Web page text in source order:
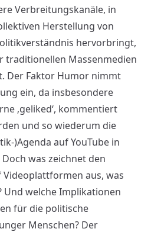
Verbreitungskanäle, in
Herstellung von
hervorbringt,
traditionellen Massenmedien
Der Faktor Humor nimmt
ein, da insbesondere
‚geliked‘, kommentiert
und so wiederum die
)Agenda auf YouTube in
was zeichnet den
aus, was
welche Implikationen
für die politische
Menschen? Der